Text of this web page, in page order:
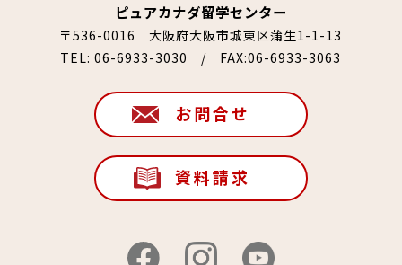
ピュアカナダ留学センター
〒536-0016 大阪府大阪市城東区蒲生1-1-13
TEL:06-6933-3030 / FAX:06-6933-3063
お問合せ
資料請求